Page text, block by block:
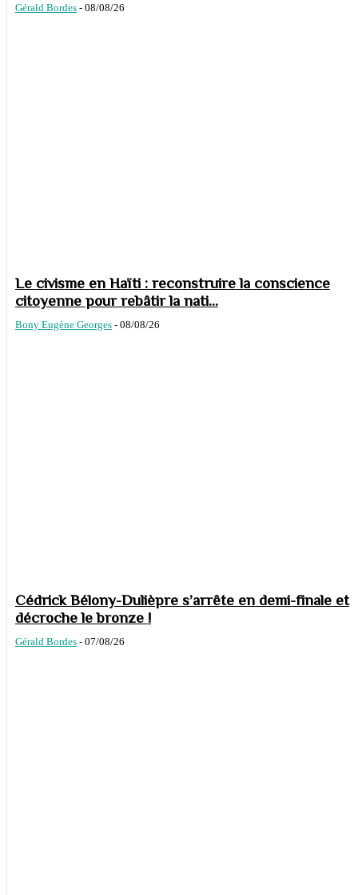
Gérald Bordes - 08/08/26
Le civisme en Haïti : reconstruire la conscience
citoyenne pour rebâtir la nati...
Bony Eugène Georges - 08/08/26
Cédrick Bélony-Dulièpre s’arrête en demi-finale et
décroche le bronze !
Gérald Bordes - 07/08/26